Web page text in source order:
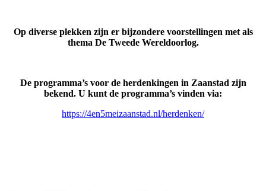
Op diverse plekken zijn er bijzondere voorstellingen met als
thema De Tweede Wereldoorlog.
De programma’s voor de herdenkingen in Zaanstad zijn
bekend. U kunt de programma’s vinden via:
https://4en5meizaanstad.nl/herdenken/